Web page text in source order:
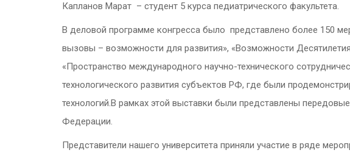
Капланов Марат – студент 5 курса педиатрического факультета.
В деловой программе конгресса было представлено более 150
вызовы – возможности для развития», «Возможности
«Пространство международного научно-технического
технологического развития субъектов РФ, где были
технологий.В рамках этой выставки были представлены
Федерации.
Представители нашего университета приняли участие в ряде